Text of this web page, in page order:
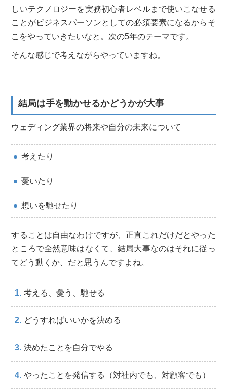
しいテクノロジーを実務初心者レベルまで使いこなせる
ことがビジネスパーソンとしての必須要素になるからそ
こをやっていきたいなと。次の5年のテーマです。
そんな感じで考えながらやっていますね。
結局は手を動かせるかどうかが大事
ウェディング業界の将来や自分の未来について
考えたり
憂いたり
想いを馳せたり
することは自由なわけですが、正直これだけだとやった
ところで全然意味はなくて、結局大事なのはそれに従っ
てどう動くか、だと思うんですよね。
考える、憂う、馳せる
どうすればいいかを決める
決めたことを自分でやる
やったことを発信する（対社内でも、対顧客でも）